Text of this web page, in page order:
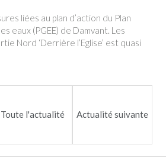
liées au plan d’action du Plan
eaux (PGEE) de Damvant. Les
Nord ‘Derrière l’Eglise’ est quasi
Toute l'actualité Actualité suivante